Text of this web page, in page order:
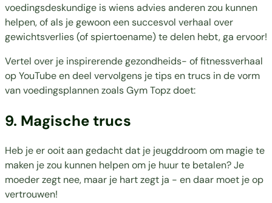
voedingsdeskundige is wiens advies anderen zou kunnen
helpen, of als je gewoon een succesvol verhaal over
gewichtsverlies (of spiertoename) te delen hebt, ga ervoor!
Vertel over je inspirerende gezondheids- of fitnessverhaal
op YouTube en deel vervolgens je tips en trucs in de vorm
van voedingsplannen zoals Gym Topz doet:
9. Magische trucs
Heb je er ooit aan gedacht dat je jeugddroom om magie te
maken je zou kunnen helpen om je huur te betalen? Je
moeder zegt nee, maar je hart zegt ja - en daar moet je op
vertrouwen!